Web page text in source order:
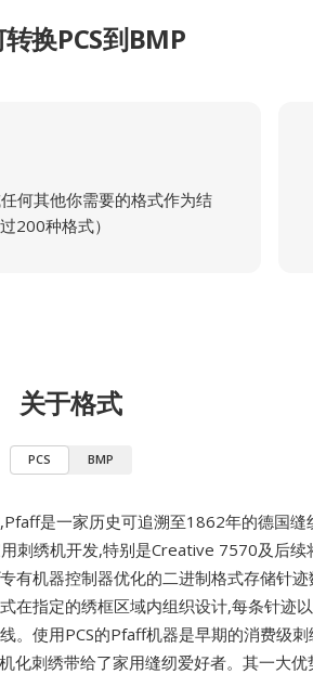
换PCS到BMP
何其他你需要的格式作为结
200种格式）
关于格式
PCS BMP
是一家历史可追溯至1862年的德国缝
刺绣机开发,特别是Creative 7570及后续
有机器控制器优化的二进制格式存储针
在指定的绣框区域内组织设计,每条针迹
。使用PCS的Pfaff机器是早期的消费级
化刺绣带给了家用缝纫爱好者。其一大